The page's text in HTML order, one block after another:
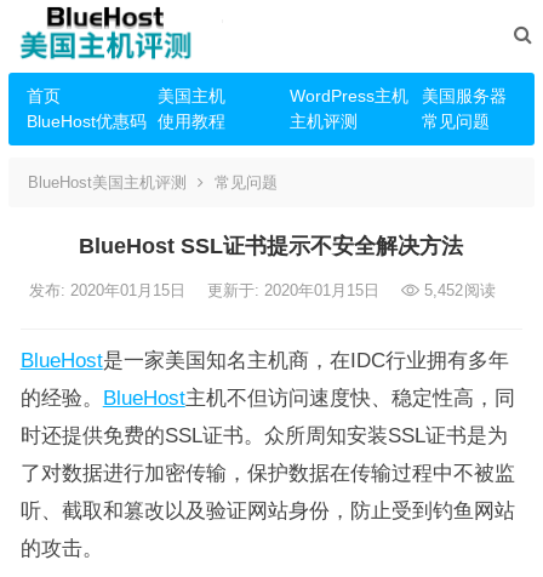
首页 美国主机 WordPress主机
美国服务器
BlueHost优惠码
使用教程 主机评测 常见问题
BlueHost美国主机评测 常见问题
BlueHost SSL证书提示不安全解决方法
发布: 2020年01月15日 更新于: 2020年01月15日 5,452阅读
BlueHost是一家美国知名主机商，在IDC行业拥有多年
的经验。 BlueHost主机不但访问速度快、稳定性高，同
时还提供免费的SSL证书。众所周知安装SSL证书是为
了对数据进行加密传输，保护数据在传输过程中不被监
听、截取和篡改以及验证网站身份，防止受到钓鱼网站
的攻击。